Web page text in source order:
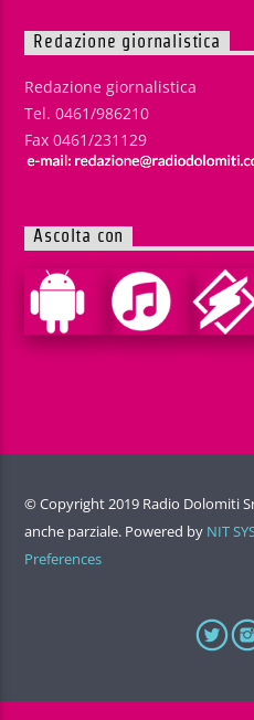
Redazione giornalistica
Redazione giornalistica
Tel. 0461/986210
Fax 0461/231129
Ascolta con
© Copyright 2019 Radio Dolomiti
anche parziale. Powered by NIT
Preferences